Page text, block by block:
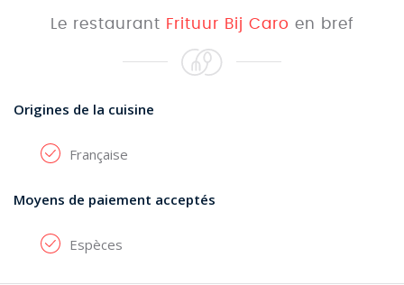
Le restaurant Frituur Bij Caro en bref
Origines de la cuisine
Française
Moyens de paiement acceptés
Espèces